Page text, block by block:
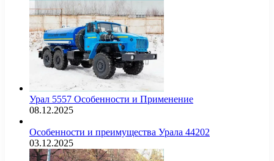
Урал 5557 Особенности и Применение
08.12.2025
Особенности и преимущества Урала 44202
03.12.2025